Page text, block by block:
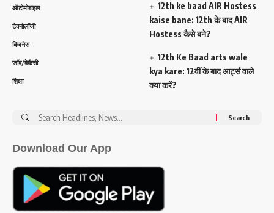
ऑटोमोबाइल
टेक्नोलॉजी
बिजनेस
जॉब/वेकैंसी
शिक्षा
12th ke baad AIR Hostess
kaise bane: 12th के बाद AIR
Hostess कैसे बने?
12th Ke Baad arts wale
kya kare: 12वीं के बाद आर्ट्स वाले
क्या करें?
Search
Download Our App